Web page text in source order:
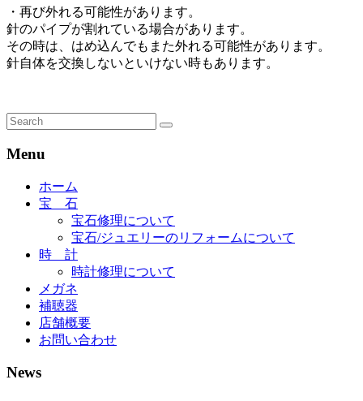
・再び外れる可能性があります。
針のパイプが割れている場合があります。
その時は、はめ込んでもまた外れる可能性があります。
針自体を交換しないといけない時もあります。
Menu
ホーム
宝 石
宝石修理について
宝石/ジュエリーのリフォームについて
時 計
時計修理について
メガネ
補聴器
店舗概要
お問い合わせ
News